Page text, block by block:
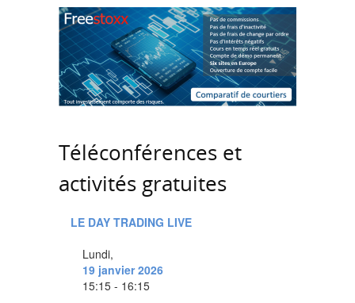
Téléconférences et
activités gratuites